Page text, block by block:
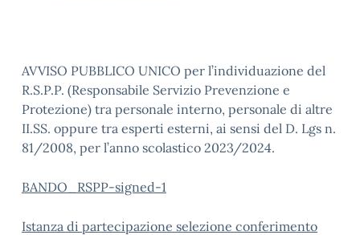
AVVISO PUBBLICO UNICO per l’individuazione del
R.S.P.P. (Responsabile Servizio Prevenzione e
Protezione) tra personale interno, personale di altre
II.SS. oppure tra esperti esterni, ai sensi del D. Lgs n.
81/2008, per l’anno scolastico 2023/2024.
BANDO_RSPP-signed-1
Istanza di partecipazione selezione conferimento